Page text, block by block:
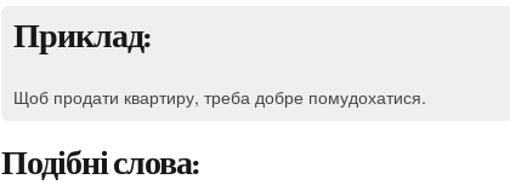
Приклад:
Щоб продати квартиру, треба добре помудохатися.
Подібні слова: